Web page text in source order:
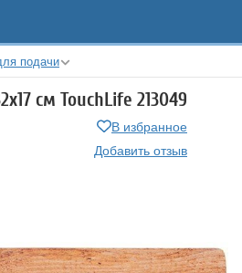
подачи
см TouchLife 213049
В избранное
Добавить отзыв